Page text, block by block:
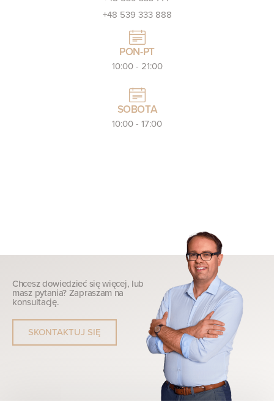
+48 539 333 888
PON-PT
10:00 - 21:00
SOBOTA
10:00 - 17:00
Chcesz dowiedzieć się więcej, lub
masz pytania? Zapraszam na
konsultację.
SKONTAKTUJ SIĘ